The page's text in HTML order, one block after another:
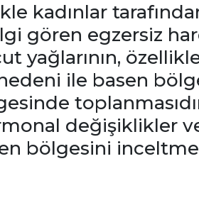
kadınlar
gören egzersiz
yağlarının,
ile basen
değişiklikler ve
bölgesini